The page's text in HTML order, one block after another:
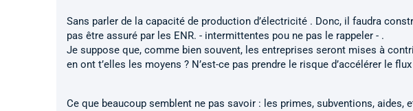
Sans parler de la capacité de production d’électricité . Donc, il faudra
pas être assuré par les ENR. - intermittentes pou ne pas le rappeler - .
Je suppose que, comme bien souvent, les entreprises seront mises à
en ont t’elles les moyens ? N’est-ce pas prendre le risque d’accélérer le
Ce que beaucoup semblent ne pas savoir : les primes, subventions, aides,